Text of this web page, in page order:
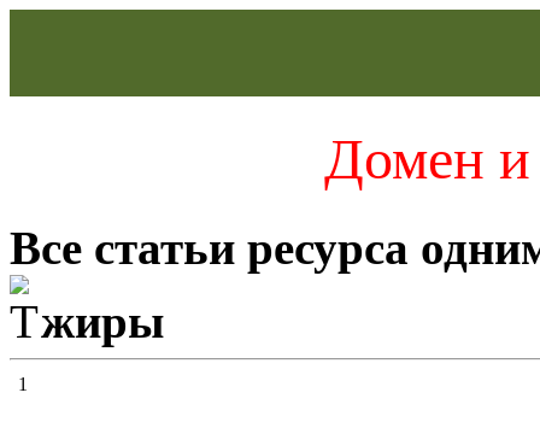
Домен и
Все статьи ресурса
жиры
1